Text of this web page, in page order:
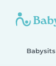
Babysits